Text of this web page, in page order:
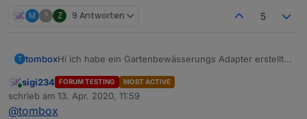
M ? Z 9 Antworten 5
T tomboxHi ich habe ein Gartenbewässerungs Adapter erstellt.
komplett neugeschrieben nur die Optionen wurden
übernommen.
Zum Installieren:
https://github.com/TA2k/ioBroker.gartenbewaesserun
Online
sigi234 FORUM TESTING MOST ACTIVE
schrieb am 13. Apr. 2020, 11:59
zuletzt editiert von
@tombox